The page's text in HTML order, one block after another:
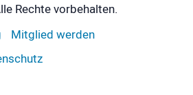
Rechte vorbehalten.
Mitglied werden